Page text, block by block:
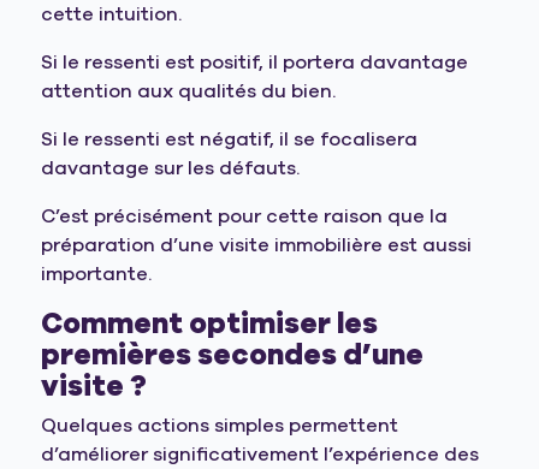
cette intuition.
Si le ressenti est positif, il portera davantage
attention aux qualités du bien.
Si le ressenti est négatif, il se focalisera
davantage sur les défauts.
C’est précisément pour cette raison que la
préparation d’une visite immobilière est aussi
importante.
Comment optimiser les
premières secondes d’une
visite ?
Quelques actions simples permettent
d’améliorer significativement l’expérience des